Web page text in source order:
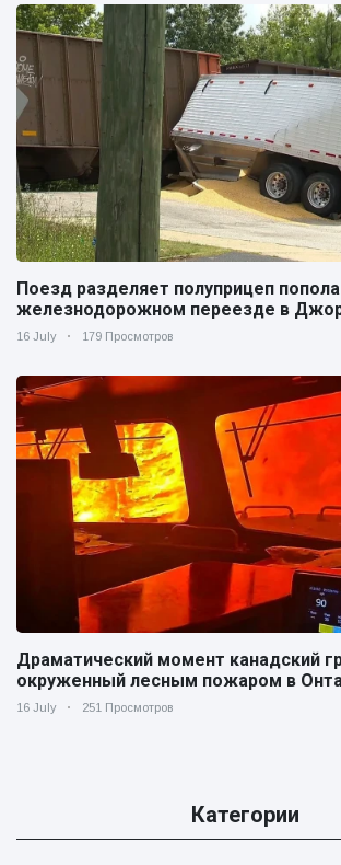
Поезд разделяет полуприцеп
железнодорожном переезде в
16 July 179 Просмотров
Драматический момент канадский
окруженный лесным пожаром в
16 July 251 Просмотров
Категории